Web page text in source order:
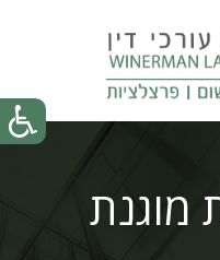
מוגנת